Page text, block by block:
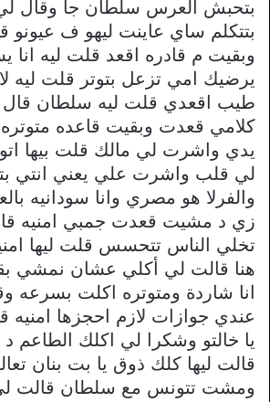
بتحبش العرس سلطان جا وقال
بتتكلم ساي عاينت ليهو ف
وبقيت م قادره اقعد قلت ليه انا
يرضيك امي تزعل بتوتر قلت ليه
طيب اقعدي قلت ليه سلطان قال
كلامي قعدت وبقيت قاعده
يدي واشرت لي مالك قلت بيها
لي قلب واشرت علي يعني انتي
والفرلا هو مصري وانا سودانيه
زي د مشيت قعدت جمبي امنيه
تخلي الناس تتحسس قلت ليها
هنا قالت لي أكلي عشان نمشي
انا شاردة ومتوتره اكلت بسرعه
عندي جوازات لازم احجزها امنيه
يا خالتو وشكرا لي اكلك الطاعم د
قالت ليها كلك ذوق يا بت بنان
ومشت تتونس مع سلطان قالت